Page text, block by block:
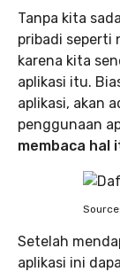
Tanpa kita
pribadi seperti
karena kita
aplikasi itu.
aplikasi, akan
penggunaan
membaca hal
Setelah
aplikasi ini